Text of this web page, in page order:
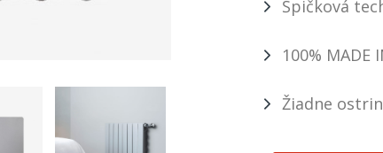
Špičková
100% MADE
Žiadne